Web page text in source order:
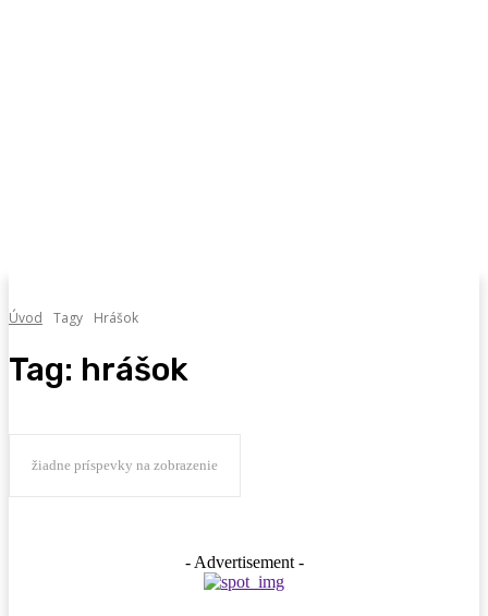
Úvod Tagy Hrášok
Tag: hrášok
žiadne príspevky na zobrazenie
- Advertisement -